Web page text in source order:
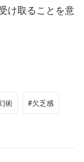
け取ることを意
術 #欠乏感